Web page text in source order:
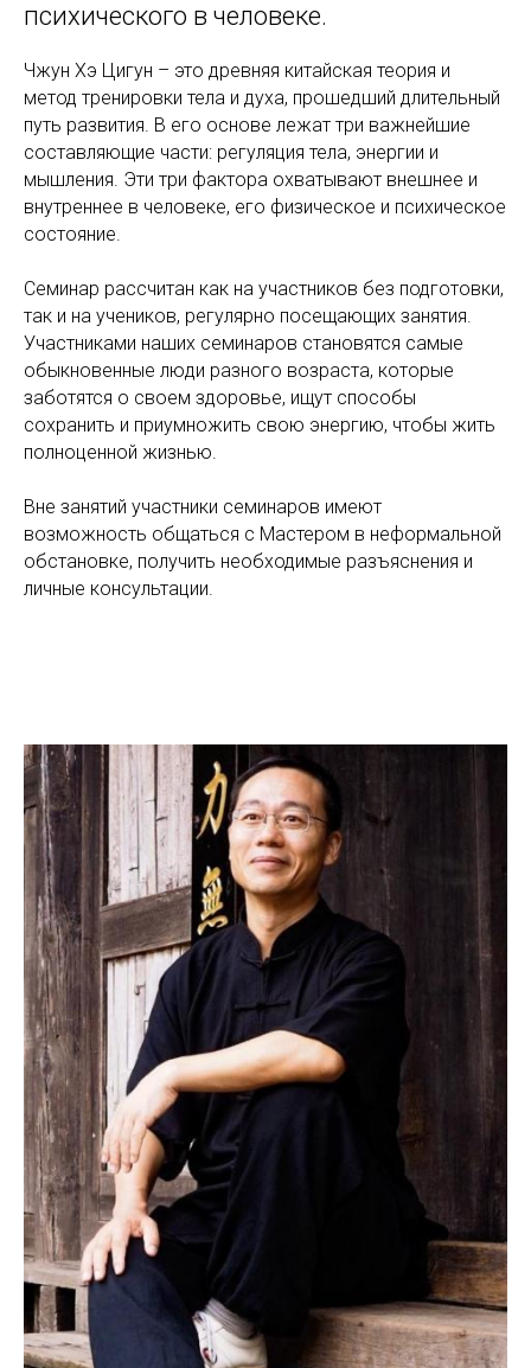
психического в человеке.
Чжун Хэ Цигун – это древняя китайская теория и
метод тренировки тела и духа, прошедший длительный
путь развития. В его основе лежат три важнейшие
составляющие части: регуляция тела, энергии и
мышления. Эти три фактора охватывают внешнее и
внутреннее в человеке, его физическое и психическое
состояние.
Семинар рассчитан как на участников без подготовки,
так и на учеников, регулярно посещающих занятия.
Участниками наших семинаров становятся самые
обыкновенные люди разного возраста, которые
заботятся о своем здоровье, ищут способы
сохранить и приумножить свою энергию, чтобы жить
полноценной жизнью.
Вне занятий участники семинаров имеют
возможность общаться с Мастером в неформальной
обстановке, получить необходимые разъяснения и
личные консультации.